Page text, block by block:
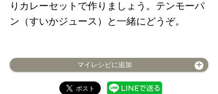
りカレーセットで作りましょう。テンモーパ
ン（すいかジュース）と一緒にどうぞ。
マイレシピに追加